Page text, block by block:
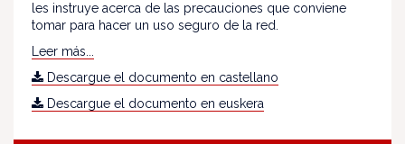
les instruye acerca de las precauciones que conviene
tomar para hacer un uso seguro de la red.
Leer más...
Descargue el documento en castellano
Descargue el documento en euskera